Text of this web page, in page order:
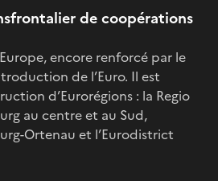
de coopérations
encore renforcé par le
de l’Euro. Il est
d’Eurorégions : la Regio
au centre et au Sud,
Ortenau et l’Eurodistrict